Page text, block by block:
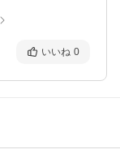
いいね 0